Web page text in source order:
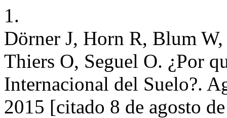
1.
Dörner J, Horn R, Blum
Thiers O, Seguel O. ¿Por
Internacional del Suelo?.
2015 [citado 8 de agosto